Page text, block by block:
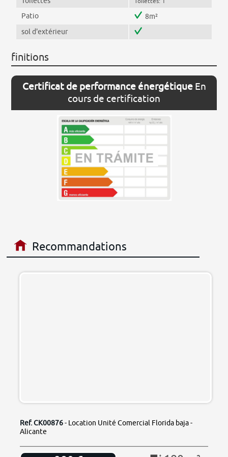
Patio
8m²
sol d'extérieur
finitions
Certificat de performance énergétiqueEn
cours de certification
Recommandations
Ref. CK00876- Location Unité Comercial Florida baja -
Alicante